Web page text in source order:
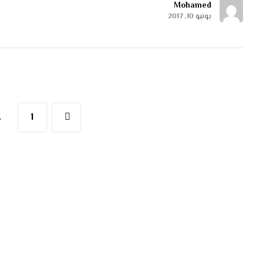
Mohamed
يونيو 10, 2017
1